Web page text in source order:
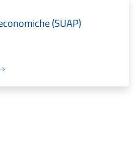
(SUAP)